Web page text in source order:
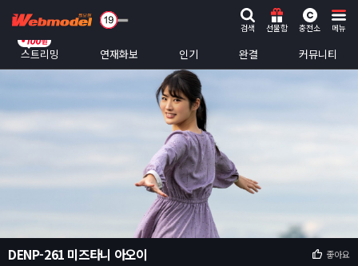
검색 선물함 충전소 메뉴
스트리밍 연재화보 인기 완결 커뮤니티
DENP-261 미즈타니 아오이 좋아요